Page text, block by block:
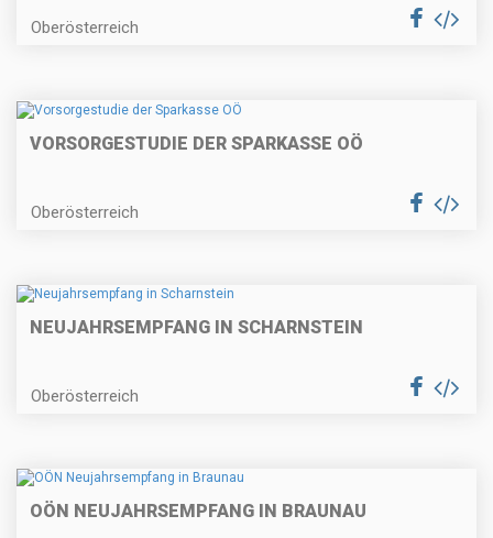
Oberösterreich
VORSORGESTUDIE DER SPARKASSE OÖ
Oberösterreich
NEUJAHRSEMPFANG IN SCHARNSTEIN
Oberösterreich
OÖN NEUJAHRSEMPFANG IN BRAUNAU